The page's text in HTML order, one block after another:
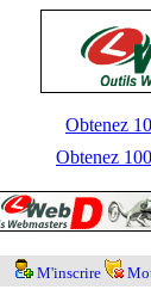
Obtenez
Obtenez
M'inscrire